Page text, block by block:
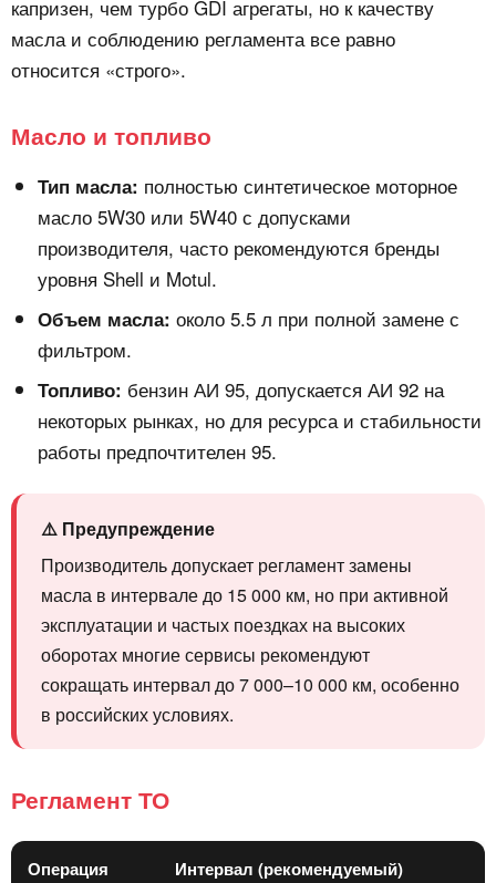
капризен, чем турбо GDI агрегаты, но к качеству
масла и соблюдению регламента все равно
относится «строго».
Масло и топливо
Тип масла: полностью синтетическое моторное
масло 5W30 или 5W40 с допусками
производителя, часто рекомендуются бренды
уровня Shell и Motul.
Объем масла: около 5.5 л при полной замене с
фильтром.
Топливо: бензин АИ 95, допускается АИ 92 на
некоторых рынках, но для ресурса и стабильности
работы предпочтителен 95.
⚠️ Предупреждение
Производитель допускает регламент замены
масла в интервале до 15 000 км, но при активной
эксплуатации и частых поездках на высоких
оборотах многие сервисы рекомендуют
сокращать интервал до 7 000–10 000 км, особенно
в российских условиях.
Регламент ТО
Операция Интервал (рекомендуемый)